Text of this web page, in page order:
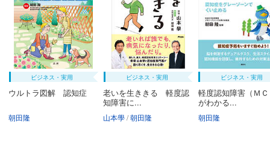
ビジネス・実用
ウルトラ図解 認知症
朝田隆
ビジネス・実用
老いを生ききる 軽度認
知障害に...
山本學 朝田隆
ビジネス・実用
軽度認知障害（Ｍ
がわかる...
朝田隆